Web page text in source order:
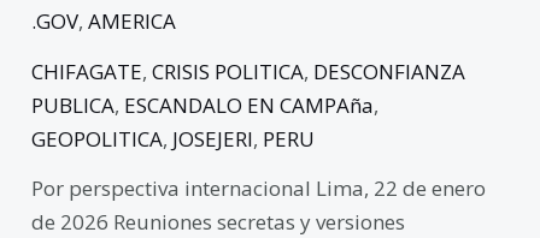
.GOV,AMERICA
CHIFAGATE,CRISIS POLITICA, DESCONFIANZA
PUBLICA, ESCANDALO EN CAMPAña,
GEOPOLITICA, JOSEJERI, PERU
Por perspectiva internacional Lima, 22 de enero
de 2026 Reuniones secretas y versiones